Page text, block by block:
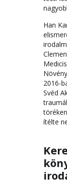
Han
2016-
Svéd
ítélte